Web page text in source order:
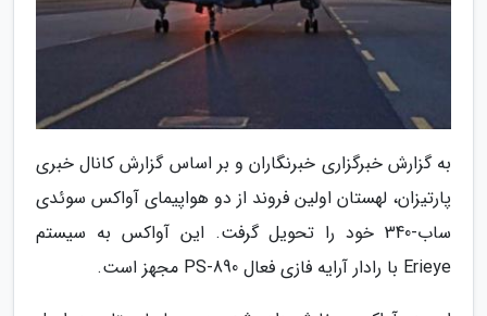
به گزارش خبرگزاری خبرنگاران و بر اساس گزارش کانال خبری
پارتیزان، لهستان اولین فروند از دو هواپیمای آواکس سوئدی
ساب-340 خود را تحویل گرفت. این آواکس به سیستم
Erieye با رادار آرایه فازی فعال PS-890 مجهز است.